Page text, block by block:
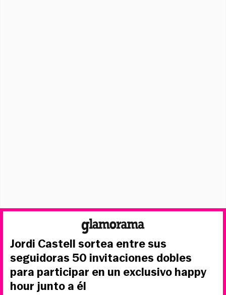
Jordi Castell sortea entre sus
seguidoras 50 invitaciones dobles
para participar en un exclusivo happy
hour junto a él